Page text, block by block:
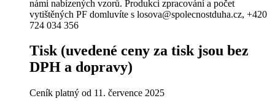
námi nabízených vzorů. Produkci zpracování a počet
vytištěných PF domluvíte s losova@spolecnostduha.cz, +420
724 034 356
Tisk(uvedené ceny za tisk jsou bez
DPH a dopravy)
Ceník platný od 11. července 2025